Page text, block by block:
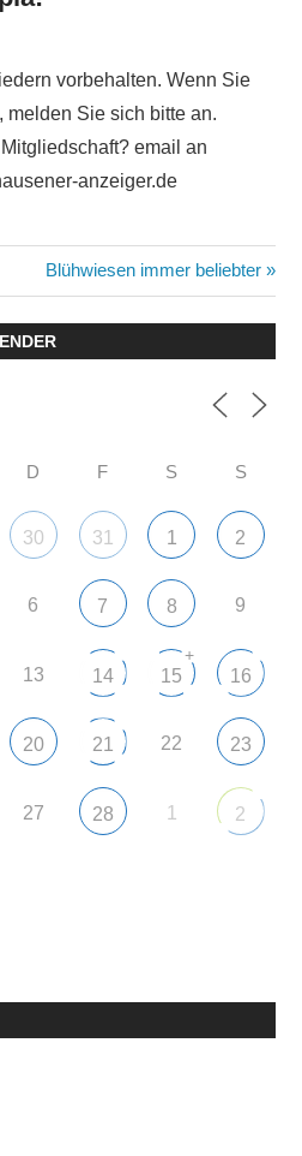
vorbehalten. Wenn Sie
melden Sie sich bitte an.
email an
anzeiger.de
Nächster
Beitrag:
Blühwiesen immer beliebter
D F S S
30 31 1 2
6 7 8 9
13 14 15
+
16
20 21 22 23
27 28 1 2